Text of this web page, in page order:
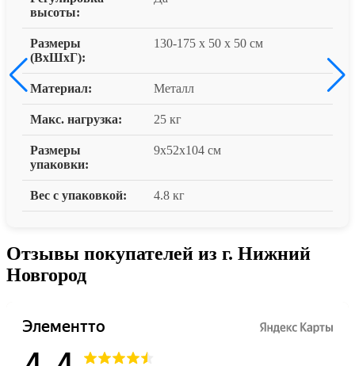
высоты:
Размеры
(ВxШxГ):
130-175 x 50 x 50 см
Материал: Металл
Макс. нагрузка: 25 кг
Размеры
упаковки:
9x52x104 см
Вес с упаковкой: 4.8 кг
Отзывы покупателей из г. Нижний
Новгород